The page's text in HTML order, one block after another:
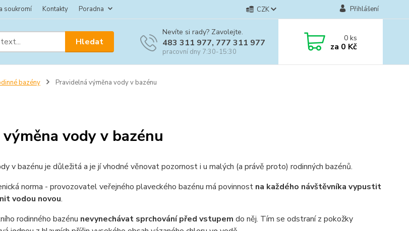
soukromí Kontakty Poradna CZK Přihlášení
Hledat
Nevíte si rady? Zavolejte.
483 311 977, 777 311 977
pracovní dny 7:30-15:30
0ks
za 0 Kč
bazény Pravidelná výměna vody v bazénu
vody v bazénu
v bazénu je důležitá a je jí vhodné věnovat pozornost i u malých (a právě proto) rodinných bazénů.
norma - provozovatel veřejného plaveckého bazénu má povinnost na každého návštěvníka vypustit
vodou novou.
rodinného bazénu nevynechávat sprchování před vstupem do něj. Tím se odstraní z pokožky